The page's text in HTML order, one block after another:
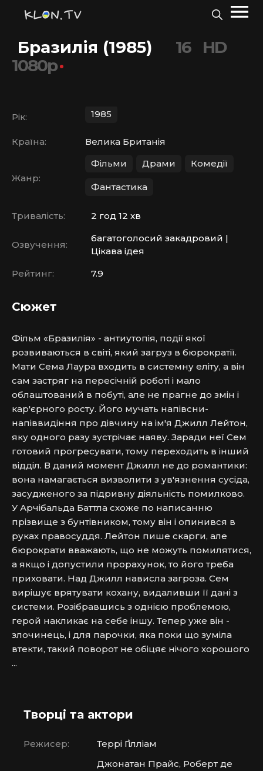
Бразилія (1985) 16
HD
1080p
Рік: 1985
Країна: Велика Британія
Жанр:
Фільми Драми Комедії
Фантастика
Тривалість: 2 год 12 хв
Озвучення:
багатоголосий закадровий |
Цікава ідея
Рейтинг:
7.9
Сюжет
Фільм «Бразилія» - антиутопія, події якої
Мати Сема Лаура входить в системну еліту, а він
сам застряг на пересічній роботі і мало
облаштований в побуті, але не прагне до змін і
кар'єрного росту. Його мучать напівсни-
напіввидіння про дівчину на ім'я Джилл Лейтон,
яку одного разу зустрічає наяву. Заради неї Сем
готовий прогресувати, тому переходить в інший
відділ. В даний момент Джилл не до романтики:
вона намагається визволити з ув'язнення сусіда,
засудженого за підривну діяльність помилково.
У Арчібальда Баттла схоже по написанню
прізвище з бунтівником, тому він і опинився в
руках правосуддя. Лейтон пише скарги, але
бюрократи вважають, що не можуть помилятися,
а якщо і допустили прорахунок, то його треба
приховати. Над Джилл нависла загроза. Сем
вирішує врятувати кохану, видаливши її дані з
системи. Розібравшись з однією проблемою,
герой накликає на себе іншу. Тепер уже він -
злочинець, і для парочки, яка поки що зуміла
втекти, такий поворот не обіцяє нічого хорошого
...
Творці та актори
Режисер: Террі Ґілліам
Джонатан Прайс, Роберт де